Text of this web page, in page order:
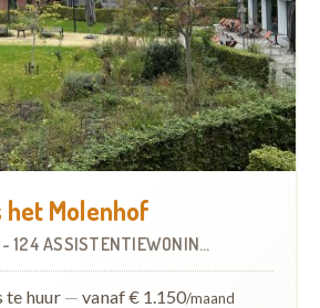
Molenhof
- 124 ASSISTENTIEWONINGEN
te huur — vanaf € 1.150/maand